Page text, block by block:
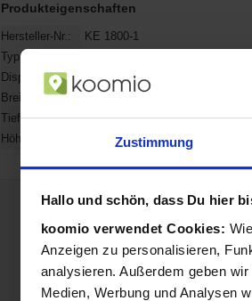
Zustimmung
Hallo und schön, dass Du hier
koomio verwendet Cookies:
Anzeigen zu personalisieren,
analysieren. Außerdem geben
Medien, Werbung und Analysen
Produkteigenschaften
Hersteller-Nr.:
KE 1800-1
Typ:
Display-Typ:
LCD, Anzeigegerät: 29 x 65 mm
Breite:
Tiefe:
220 mm
Höhe: